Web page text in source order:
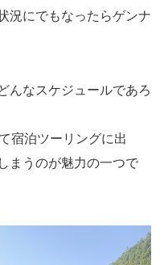
況にでもなったらゲンナ
んなスケジュールであろ
宿泊ツーリングに出
まうのが魅力の一つで